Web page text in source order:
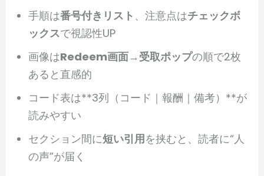
手順は番号付きリスト 、注意点はチェックボ
ックスで視認性UP
画像はRedeem画面→受取ポップの順で2枚
あると直感的
コード表は**3列（コード｜報酬｜備考）**が
読みやすい
セクション間に短い引用を挟むと、読者に“人
の声”が届く